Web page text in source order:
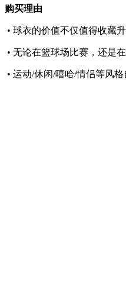
购买理由
• 球衣的价值不仅值得收藏
• 无论在篮球场比赛，还是
• 运动/休闲/嘻哈/情侣等风